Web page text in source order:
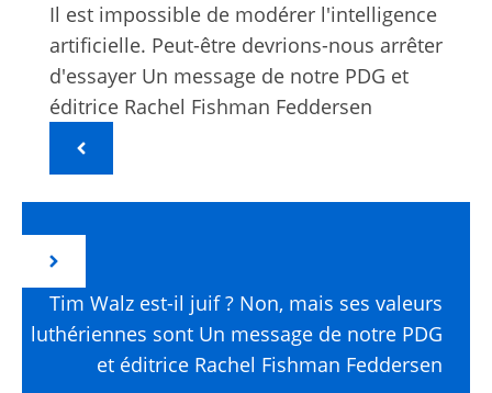
Il est impossible de modérer l'intelligence
artificielle. Peut-être devrions-nous arrêter
d'essayer Un message de notre PDG et
éditrice Rachel Fishman Feddersen
Tim Walz est-il juif ? Non, mais ses valeurs
luthériennes sont Un message de notre PDG
et éditrice Rachel Fishman Feddersen